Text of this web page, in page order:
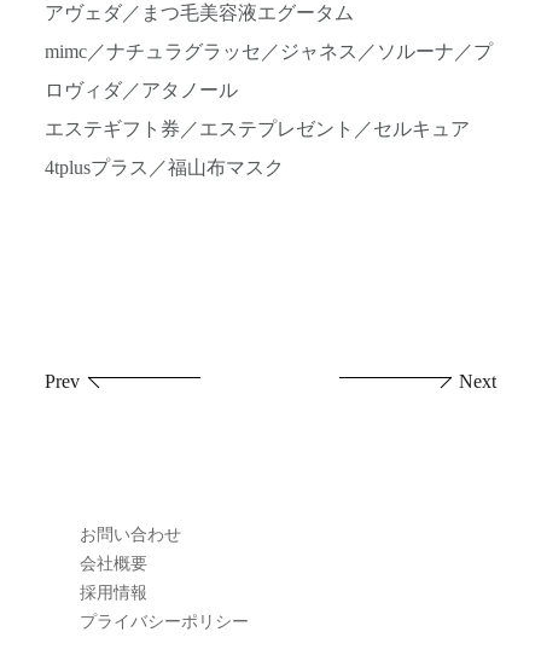
アヴェダ／まつ毛美容液エグータム
mimc／ナチュラグラッセ／ジャネス／ソルーナ／プ
ロヴィダ／アタノール
エステギフト券／エステプレゼント／セルキュア
4tplusプラス／福山布マスク
Prev Next
お問い合わせ
会社概要
採用情報
プライバシーポリシー